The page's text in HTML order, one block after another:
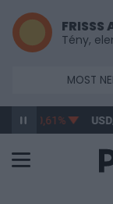
FRISSS
Tény,
MOST
-0,61%